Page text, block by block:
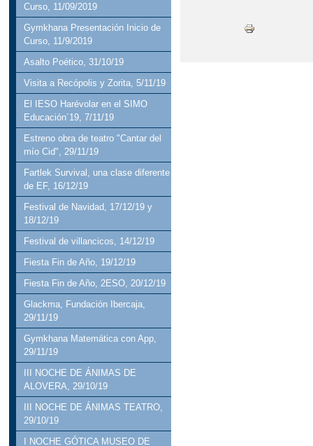
Curso, 11/09/2019
Gymkhana Presentación Inicio de
Curso, 11/9/2019
Asalto Poético, 31/10/19
Visita a Recópolis y Zorita, 5/11/19
El IESO Harévolar en el SIMO
Educación´19, 7/11/19
Estreno obra de teatro "Cantar del
mío Cid", 29/11/19
Fartlek Survival, una clase diferente
de EF, 16/12/19
Festival de Navidad, 17/12/19 y
18/12/19
Festival de villancicos, 14/12/19
Fiesta Fin de Año, 19/12/19
Fiesta Fin de Año, 2ESO, 20/12/19
Glackma, Fundación Ibercaja,
29/11/19
Gymkhana Matemática con App,
29/11/19
III NOCHE DE ÁNIMAS DE
ALOVERA, 29/10/19
III NOCHE DE ÁNIMAS TEATRO,
29/10/19
I NOCHE GÓTICA MUSEO DE